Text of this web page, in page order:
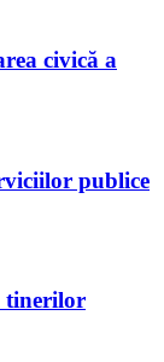
civică a
publice
tinerilor